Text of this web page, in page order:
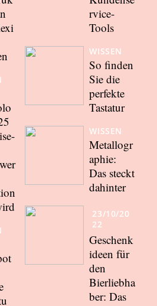
rvice-
Tools
WISSEN
So finden
Sie die
perfekte
Tastatur
WISSEN
Metallogr
aphie:
Das steckt
dahinter
23/10/20
22
Geschenk
ideen für
den
Bierliebha
ber: Das